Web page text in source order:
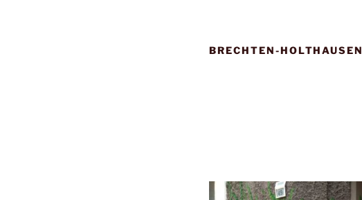
BRECHTEN-HOLTHAUSEN